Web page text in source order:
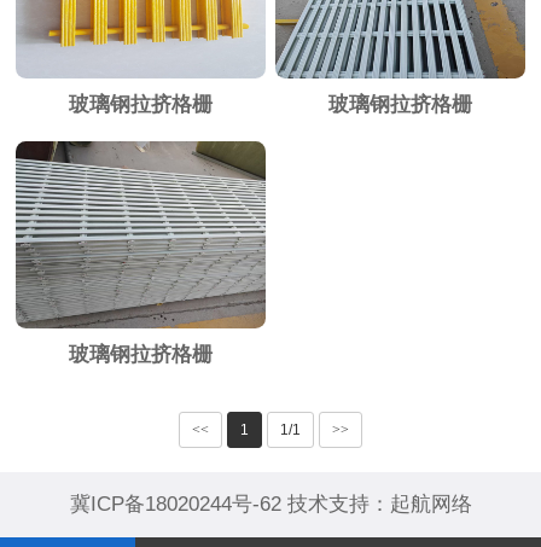
玻璃钢拉挤格栅 玻璃钢拉挤格栅
玻璃钢拉挤格栅
<< 1 1/1 >>
冀ICP备18020244号-62技术支持： 起航网络